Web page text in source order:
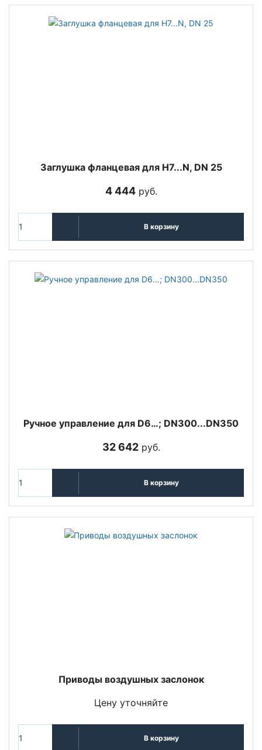
Заглушка фланцевая для H7...N, DN 25
4 444руб.
В корзину
Ручное управление для D6…; DN300...DN350
32 642руб.
В корзину
Приводы воздушных заслонок
Цену уточняйте
В корзину